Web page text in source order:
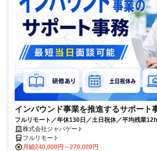
インバウンド事業を推進するサポート
フルリモート／年休130日／土日祝休／平均残業
株式会社ジャパゲート
フルリモート
月給240,000円～270,000円